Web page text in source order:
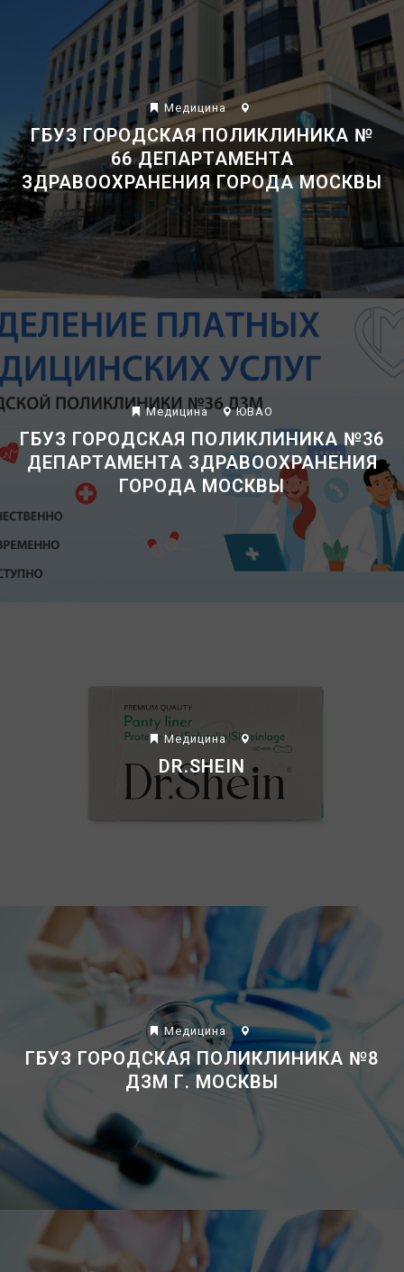
Mедицина
ГБУЗ ГОРОДСКАЯ ПОЛИКЛИНИКА №
66 ДЕПАРТАМЕНТА
ЗДРАВООХРАНЕНИЯ ГОРОДА МОСКВЫ
Mедицина ЮВАО
ГБУЗ ГОРОДСКАЯ ПОЛИКЛИНИКА №36
ДЕПАРТАМЕНТА ЗДРАВООХРАНЕНИЯ
ГОРОДА МОСКВЫ
Mедицина
DR.SHEIN
Mедицина
ГБУЗ ГОРОДСКАЯ ПОЛИКЛИНИКА №8
ДЗМ Г. МОСКВЫ